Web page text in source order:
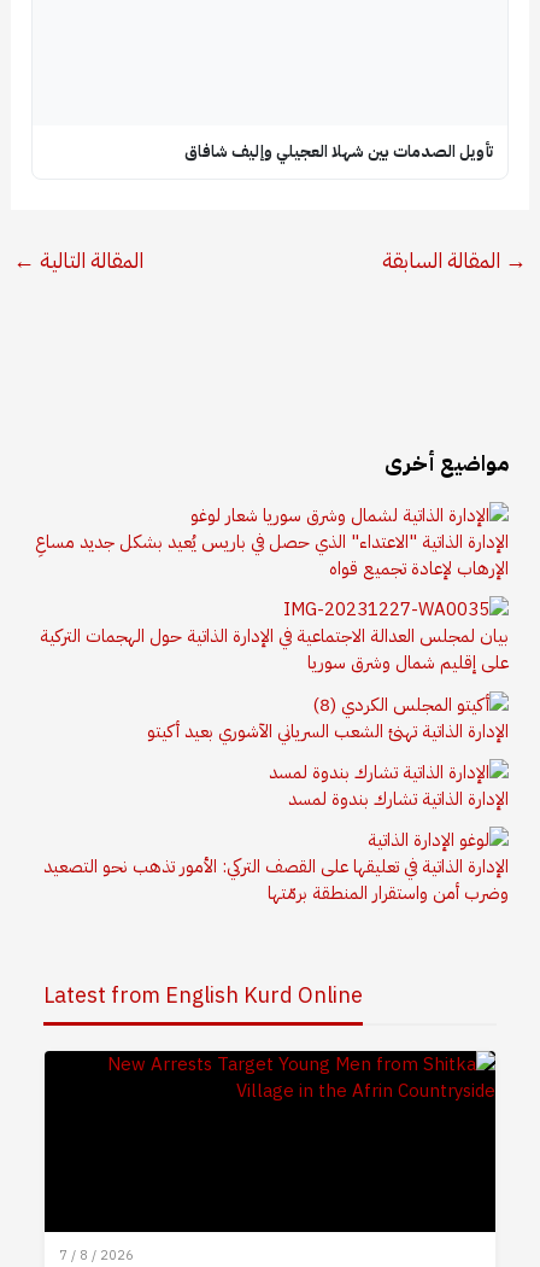
تأويل الصدمات بين شهلا العجيلي وإليف شافاق
→ المقالة السابقة المقالة التالية ←
مواضيع أخرى
الإدارة الذاتية "الاعتداء" الذي حصل في باريس يُعيد بشكل جديد مساعِ
الإرهاب لإعادة تجميع قواه
بيان لمجلس العدالة الاجتماعية في الإدارة الذاتية حول الهجمات التركية
على إقليم شمال وشرق سوريا
الإدارة الذاتية تهنئ الشعب السرياني الآشوري بعيد أكيتو
الإدارة الذاتية تشارك بندوة لمسد
الإدارة الذاتية في تعليقها على القصف التركي: الأمور تذهب نحو التصعيد
وضرب أمن واستقرار المنطقة برمّتها
Latest from English Kurd Online
7 / 8 / 2026